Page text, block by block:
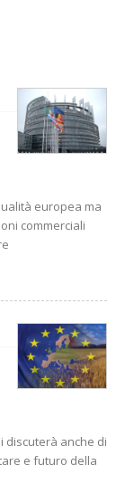
europea ma
commerciali
discuterà anche di
e futuro della